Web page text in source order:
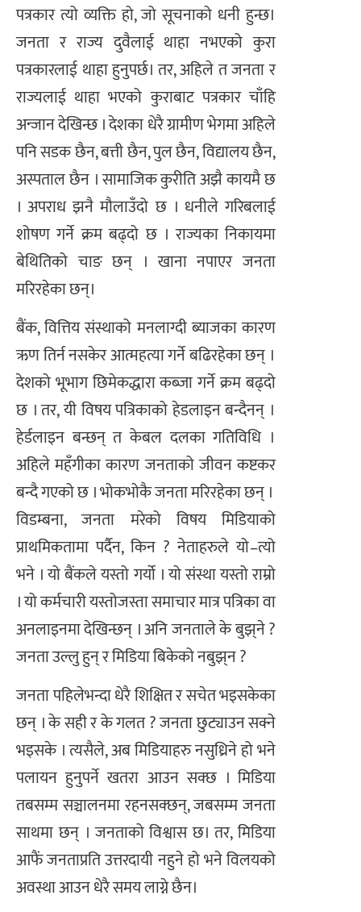
पत्रकार त्यो व्यक्ति हो, जो सूचनाको धनी हुन्छ।
जनता र राज्य दुवैलाई थाहा नभएको कुरा
पत्रकारलाई थाहा हुनुपर्छ। तर, अहिले त जनता र
राज्यलाई थाहा भएको कुराबाट पत्रकार चाँहि
अन्जान देखिन्छ । देशका धेरै ग्रामीण भेगमा अहिले
पनि सडक छैन, बत्ती छैन, पुल छैन, विद्यालय छैन,
अस्पताल छैन । सामाजिक कुरीति अझै कायमै छ
। अपराध झनै मौलाउँदो छ । धनीले गरिबलाई
शोषण गर्ने क्रम बढ्दो छ । राज्यका निकायमा
बेथितिको चाङ छन् । खाना नपाएर जनता
मरिरहेका छन्।
बैंक, वित्तिय संस्थाको मनलाग्दी ब्याजका कारण
ऋण तिर्न नसकेर आत्महत्या गर्ने बढिरहेका छन् ।
देशको भूभाग छिमेकद्धारा कब्जा गर्ने क्रम बढ्दो
छ । तर, यी विषय पत्रिकाको हेडलाइन बन्दैनन् ।
हेर्डलाइन बन्छन् त केबल दलका गतिविधि ।
अहिले महँगीका कारण जनताको जीवन कष्टकर
बन्दै गएको छ । भोकभोकै जनता मरिरहेका छन् ।
विडम्बना, जनता मरेको विषय मिडियाको
प्राथमिकतामा पर्दैन, किन ? नेताहरुले यो–त्यो
भने । यो बैंकले यस्तो गर्यो । यो संस्था यस्तो राम्रो
। यो कर्मचारी यस्तोजस्ता समाचार मात्र पत्रिका वा
अनलाइनमा देखिन्छन् । अनि जनताले के बुझ्‌ने ?
जनता उल्लु हुन् र मिडिया बिकेको नबुझ्‌न ?
जनता पहिलेभन्दा धेरै शिक्षित र सचेत भइसकेका
छन् । के सही र के गलत ? जनता छुट्याउन सक्ने
भइसके । त्यसैले, अब मिडियाहरु नसुध्रिने हो भने
पलायन हुनुपर्ने खतरा आउन सक्छ । मिडिया
तबसम्म सञ्चालनमा रहनसक्छन्, जबसम्म जनता
साथमा छन् । जनताको विश्वास छ। तर, मिडिया
आफैं जनताप्रति उत्तरदायी नहुने हो भने विलयको
अवस्था आउन धेरै समय लाग्ने छैन।